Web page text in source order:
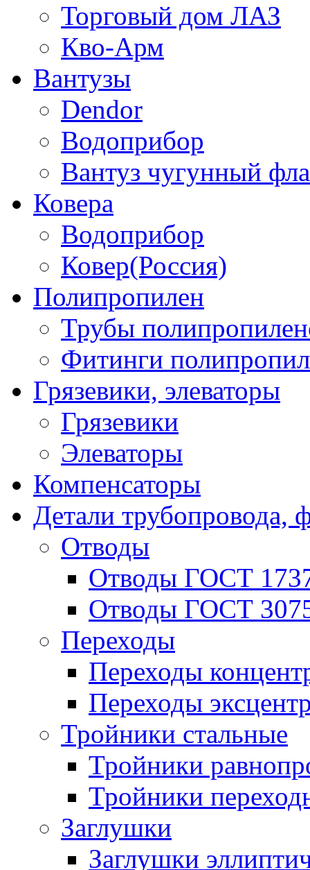
Торговый дом ЛАЗ
Кво-Арм
Вантузы
Dendor
Водоприбор
Вантуз чугунный
Ковера
Водоприбор
Ковер(Россия)
Полипропилен
Трубы
Фитинги
Грязевики, элеваторы
Грязевики
Элеваторы
Компенсаторы
Детали трубопровода,
Отводы
Отводы ГОСТ
Отводы ГОСТ
Переходы
Переходы
Переходы
Тройники стальные
Тройники
Тройники
Заглушки
Заглушки